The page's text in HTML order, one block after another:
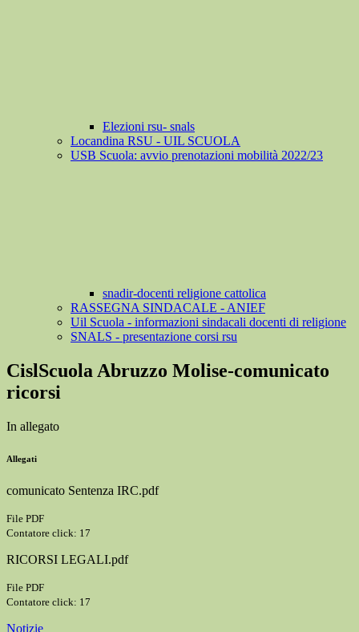
Elezioni rsu- snals
Locandina RSU - UIL SCUOLA
USB Scuola: avvio prenotazioni mobilità 2022/23
snadir-docenti religione cattolica
RASSEGNA SINDACALE - ANIEF
Uil Scuola - informazioni sindacali docenti di religione
SNALS - presentazione corsi rsu
CislScuola Abruzzo Molise-comunicato
ricorsi
In allegato
Allegati
comunicato Sentenza IRC.pdf
File PDF
Contatore click: 17
RICORSI LEGALI.pdf
File PDF
Contatore click: 17
Notizie